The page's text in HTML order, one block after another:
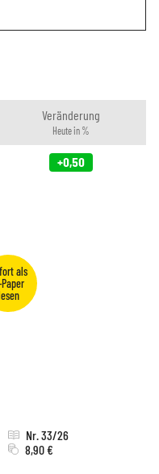
Veränderung
Heute in %
+0,50
Nr. 33/26
8,90 €